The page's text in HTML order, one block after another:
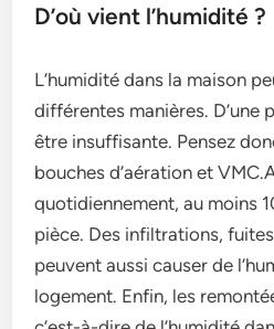
D’où vient l’humidité ?
L’humidité dans la maison
différentes manières. D’une
être insuffisante. Pensez
bouches d’aération et
quotidiennement, au moins
pièce. Des infiltrations,
peuvent aussi causer de
logement. Enfin, les